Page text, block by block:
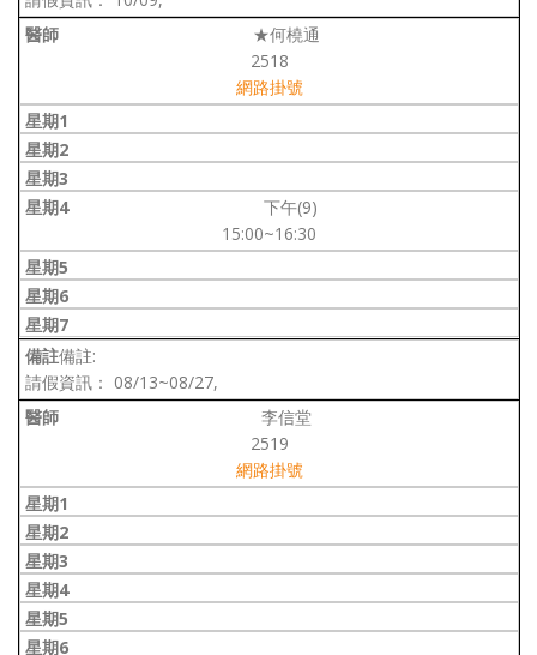
★何橈通
2518
網路掛號
下午(9)
15:00~16:30
備註:
請假資訊： 08/13~08/27,
李信堂
2519
網路掛號